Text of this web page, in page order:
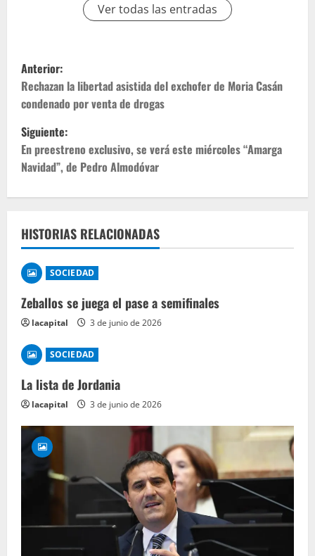
Ver todas las entradas
Anterior:
Rechazan la libertad asistida del exchofer de Moria Casán
condenado por venta de drogas
Siguiente:
En preestreno exclusivo, se verá este miércoles “Amarga
Navidad”, de Pedro Almodóvar
HISTORIAS RELACIONADAS
SOCIEDAD
Zeballos se juega el pase a semifinales
lacapital 3 de junio de 2026
SOCIEDAD
La lista de Jordania
lacapital 3 de junio de 2026